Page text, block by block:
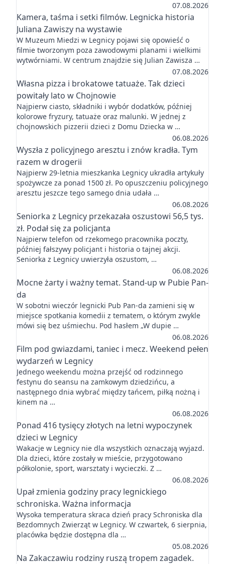
07.08.2026
Kamera, taśma i setki filmów. Legnicka historia
Juliana Zawiszy na wystawie
W Muzeum Miedzi w Legnicy pojawi się opowieść o
filmie tworzonym poza zawodowymi planami i wielkimi
wytwórniami. W centrum znajdzie się Julian Zawisza …
07.08.2026
Własna pizza i brokatowe tatuaże. Tak dzieci
powitały lato w Chojnowie
Najpierw ciasto, składniki i wybór dodatków, później
kolorowe fryzury, tatuaże oraz malunki. W jednej z
chojnowskich pizzerii dzieci z Domu Dziecka w …
06.08.2026
Wyszła z policyjnego aresztu i znów kradła. Tym
razem w drogerii
Najpierw 29-letnia mieszkanka Legnicy ukradła artykuły
spożywcze za ponad 1500 zł. Po opuszczeniu policyjnego
aresztu jeszcze tego samego dnia udała …
06.08.2026
Seniorka z Legnicy przekazała oszustowi 56,5 tys.
zł. Podał się za policjanta
Najpierw telefon od rzekomego pracownika poczty,
później fałszywy policjant i historia o tajnej akcji.
Seniorka z Legnicy uwierzyła oszustom, …
06.08.2026
Mocne żarty i ważny temat. Stand-up w Pubie Pan-
da
W sobotni wieczór legnicki Pub Pan-da zamieni się w
miejsce spotkania komedii z tematem, o którym zwykle
mówi się bez uśmiechu. Pod hasłem „W dupie …
06.08.2026
Film pod gwiazdami, taniec i mecz. Weekend pełen
wydarzeń w Legnicy
Jednego weekendu można przejść od rodzinnego
festynu do seansu na zamkowym dziedzińcu, a
następnego dnia wybrać między tańcem, piłką nożną i
kinem na …
06.08.2026
Ponad 416 tysięcy złotych na letni wypoczynek
dzieci w Legnicy
Wakacje w Legnicy nie dla wszystkich oznaczają wyjazd.
Dla dzieci, które zostały w mieście, przygotowano
półkolonie, sport, warsztaty i wycieczki. Z …
06.08.2026
Upał zmienia godziny pracy legnickiego
schroniska. Ważna informacja
Wysoka temperatura skraca dzień pracy Schroniska dla
Bezdomnych Zwierząt w Legnicy. W czwartek, 6 sierpnia,
placówka będzie dostępna dla …
05.08.2026
Na Zakaczawiu rodziny ruszą tropem zagadek.